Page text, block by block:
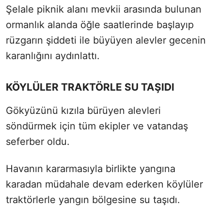
Şelale piknik alanı mevkii arasında bulunan
ormanlık alanda öğle saatlerinde başlayıp
rüzgarın şiddeti ile büyüyen alevler gecenin
karanlığını aydınlattı.
KÖYLÜLER TRAKTÖRLE SU TAŞIDI
Gökyüzünü kızıla bürüyen alevleri
söndürmek için tüm ekipler ve vatandaş
seferber oldu.
Havanın kararmasıyla birlikte yangına
karadan müdahale devam ederken köylüler
traktörlerle yangın bölgesine su taşıdı.